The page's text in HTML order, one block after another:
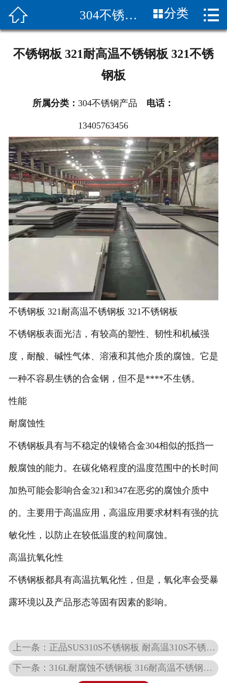
 首页
产品知识
合作伙伴
销售网络
联系我们
 304不锈钢产品 分类 
不锈钢板 321耐高温不锈钢板 321不锈
钢板
所属分类： 304不锈钢产品 电话：
13405763456
不锈钢板 321耐高温不锈钢板 321不锈钢板
不锈钢板表面光洁，有较高的塑性、韧性和机械强
度，耐酸、碱性气体、溶液和其他介质的腐蚀。它是
一种不容易生锈的合金钢，但不是****不生锈。
性能
耐腐蚀性
不锈钢板具有与不稳定的镍铬合金304相似的抵挡一
般腐蚀的能力。在碳化铬程度的温度范围中的长时间
加热可能会影响合金321和347在恶劣的腐蚀介质中
的。主要用于高温应用，高温应用要求材料有强的抗
敏化性，以防止在较低温度的粒间腐蚀。
高温抗氧化性
不锈钢板都具有高温抗氧化性，但是，氧化率会受暴
露环境以及产品形态等固有因素的影响。
上一条：正品SUS310S不锈钢板 耐高温310S不锈钢板材 310S钢板耐热板销售
下一条：316L耐腐蚀不锈钢板 316耐高温不锈钢板 不锈钢卷板